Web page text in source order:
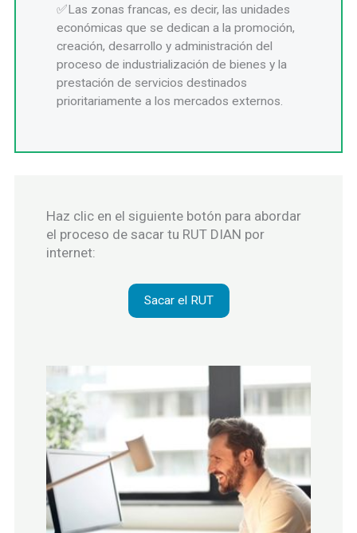
Las zonas francas, es decir, las unidades
económicas que se dedican a la promoción,
creación, desarrollo y administración del
proceso de industrialización de bienes y la
prestación de servicios destinados
prioritariamente a los mercados externos.
Haz clic en el siguiente botón para abordar
el proceso de sacar tu RUT DIAN por
internet:
Sacar el RUT